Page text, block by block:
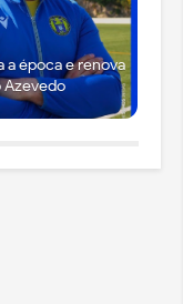
a época e renova
Azevedo